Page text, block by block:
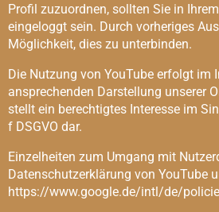
Profil zuzuordnen, sollten Sie in
eingeloggt sein. Durch vorheriges
Möglichkeit, dies zu unterbinden.
Die Nutzung von YouTube erfolgt im
ansprechenden Darstellung unserer
stellt ein berechtigtes Interesse im
f DSGVO dar.
Einzelheiten zum Umgang mit
Datenschutzerklärung von YouTube
https://www.google.de/intl/de/